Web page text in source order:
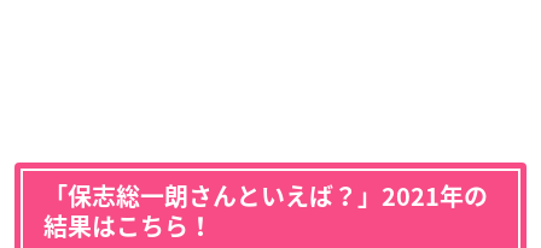
「保志総一朗さんといえば？」2021年の
結果はこちら！